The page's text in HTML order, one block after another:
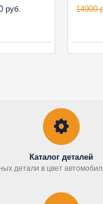
руб. 14900
Каталог деталей
детали в цвет